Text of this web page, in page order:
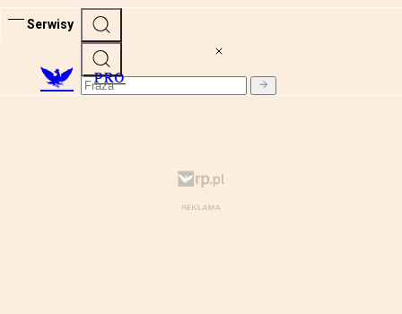
Serwisy
PRO